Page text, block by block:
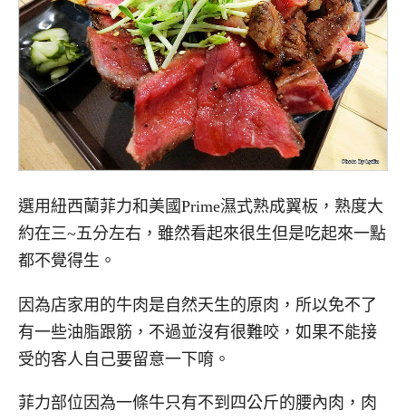
選用紐西蘭菲力和美國Prime濕式熟成翼板，熟度大
約在三~五分左右，雖然看起來很生但是吃起來一點
都不覺得生。
因為店家用的牛肉是自然天生的原肉，所以免不了
有一些油脂跟筋，不過並沒有很難咬，如果不能接
受的客人自己要留意一下唷。
菲力部位因為一條牛只有不到四公斤的腰內肉，肉